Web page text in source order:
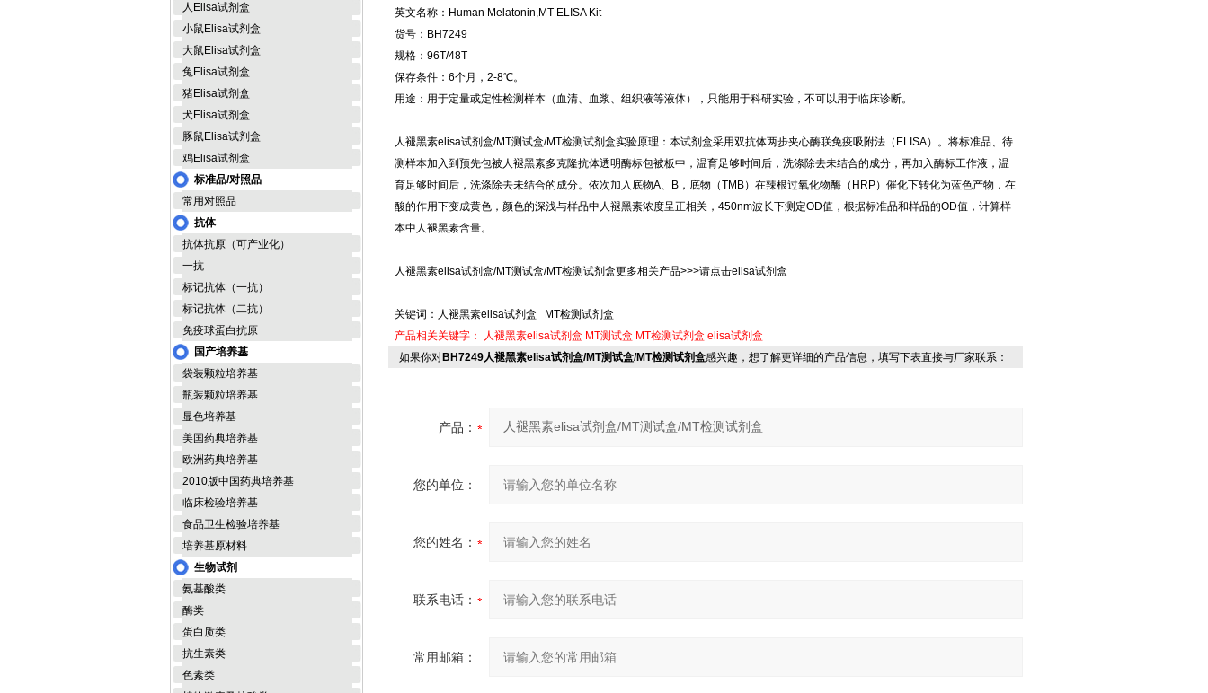
人Elisa试剂盒
小鼠Elisa试剂盒
大鼠Elisa试剂盒
兔Elisa试剂盒
猪Elisa试剂盒
犬Elisa试剂盒
豚鼠Elisa试剂盒
鸡Elisa试剂盒
标准品/对照品
常用对照品
抗体
抗体抗原（可产业化）
一抗
标记抗体（一抗）
标记抗体（二抗）
免疫球蛋白抗原
国产培养基
袋装颗粒培养基
瓶装颗粒培养基
显色培养基
美国药典培养基
欧洲药典培养基
2010版中国药典培养基
临床检验培养基
食品卫生检验培养基
培养基原材料
生物试剂
氨基酸类
酶类
蛋白质类
抗生素类
色素类
英文名称：Human Melatonin,MT ELISA Kit
货号：BH7249
规格：96T/48T
保存条件：6个月，2-8℃。
用途：用于定量或定性检测样本（血清、血浆、组织液等液体），只能用于科研实验，不可以用于临床诊断。
人褪黑素elisa试剂盒/MT测试盒/MT检测试剂盒实验原理：本试剂盒采用双抗体两步夹心酶联免疫吸附法（ELISA）。将标准品、待
测样本加入到预先包被人褪黑素多克隆抗体透明酶标包被板中，温育足够时间后，洗涤除去未结合的成分，再加入酶标工作液，温
育足够时间后，洗涤除去未结合的成分。依次加入底物A、B，底物（TMB）在辣根过氧化物酶（HRP）催化下转化为蓝色产物，在
酸的作用下变成黄色，颜色的深浅与样品中人褪黑素浓度呈正相关，450nm波长下测定OD值，根据标准品和样品的OD值，计算样
本中人褪黑素含量。
人褪黑素elisa试剂盒/MT测试盒/MT检测试剂盒更多相关产品>>>请点击elisa试剂盒
关键词：人褪黑素elisa试剂盒 MT检测试剂盒
产品相关关键字：
人褪黑素elisa试剂盒 MT测试盒 MT检测试剂盒 elisa试剂盒
如果你对BH7249人褪黑素elisa试剂盒/MT测试盒/MT检测试剂盒感兴趣，想了解更详细的产品信息，填写下表直接与厂家联系：
产品：
您的单位：
您的姓名：
联系电话：
常用邮箱：